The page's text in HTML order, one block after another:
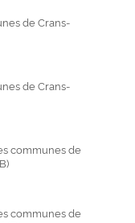
de Crans-
de Crans-
communes de
communes de